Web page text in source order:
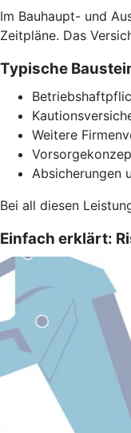
Im Bauhaupt- und
Zeitpläne. Das
Typische
Weitere
Absicherungen
Bei all diesen
Einfach erklärt: